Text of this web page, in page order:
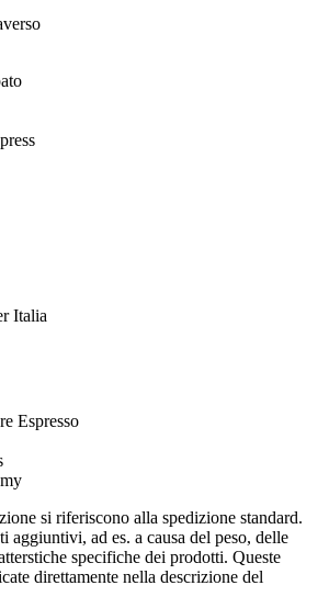
Italia
si riferiscono alla spedizione standard.
aggiuntivi, ad es. a causa del peso, delle
specifiche dei prodotti. Queste
direttamente nella descrizione del